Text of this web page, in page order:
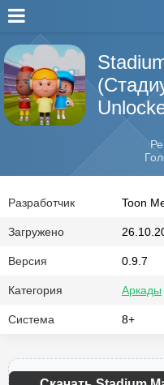
Разработчик Toon
Загружено
Версия 0.9.7
Категория Аркады
Система 8+